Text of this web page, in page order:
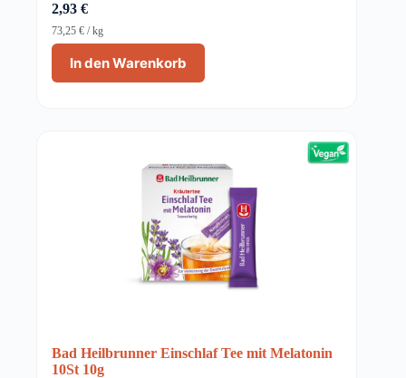
2,93 €
In den Warenkorb
73,25 € /kg
Bad Heilbrunner Einschlaf Tee mit Melatonin
10St 10g